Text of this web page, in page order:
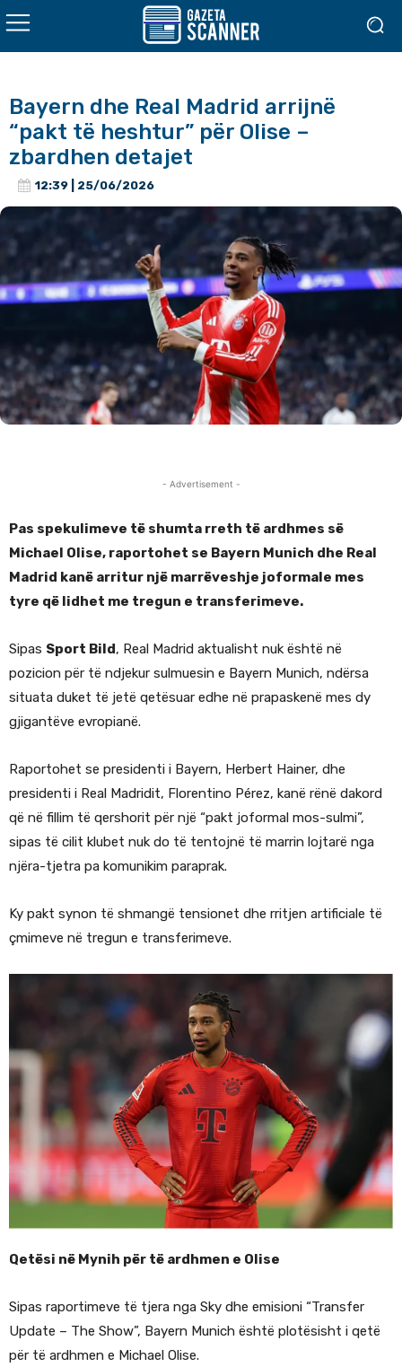
Bayern dhe Real Madrid arrijnë
“pakt të heshtur” për Olise –
zbardhen detajet
12:39 | 25/06/2026
- Advertisement -
Pas spekulimeve të shumta rreth të ardhmes së
Michael Olise, raportohet se Bayern Munich dhe Real
Madrid kanë arritur një marrëveshje joformale mes
tyre që lidhet me tregun e transferimeve.
Sipas Sport Bild , Real Madrid aktualisht nuk është në
pozicion për të ndjekur sulmuesin e Bayern Munich, ndërsa
situata duket të jetë qetësuar edhe në prapaskenë mes dy
gjigantëve evropianë.
Raportohet se presidenti i Bayern, Herbert Hainer, dhe
presidenti i Real Madridit, Florentino Pérez, kanë rënë dakord
që në fillim të qershorit për një “pakt joformal mos-sulmi”,
sipas të cilit klubet nuk do të tentojnë të marrin lojtarë nga
njëra-tjetra pa komunikim paraprak.
Ky pakt synon të shmangë tensionet dhe rritjen artificiale të
çmimeve në tregun e transferimeve.
Qetësi në Mynih për të ardhmen e Olise
Sipas raportimeve të tjera nga Sky dhe emisioni “Transfer
Update – The Show”, Bayern Munich është plotësisht i qetë
për të ardhmen e Michael Olise.